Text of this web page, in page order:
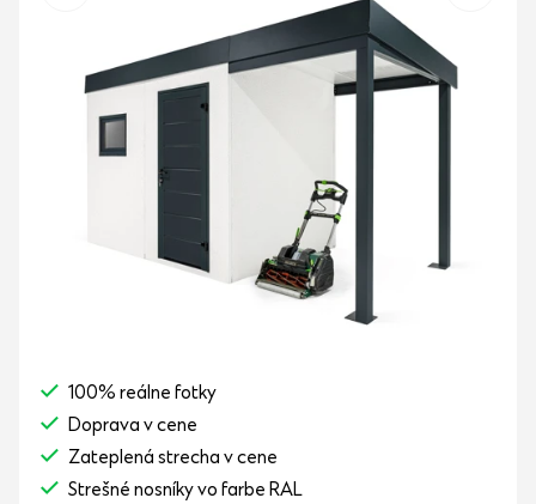
100% reálne fotky
Doprava v cene
Zateplená strecha v cene
Strešné nosníky vo farbe RAL